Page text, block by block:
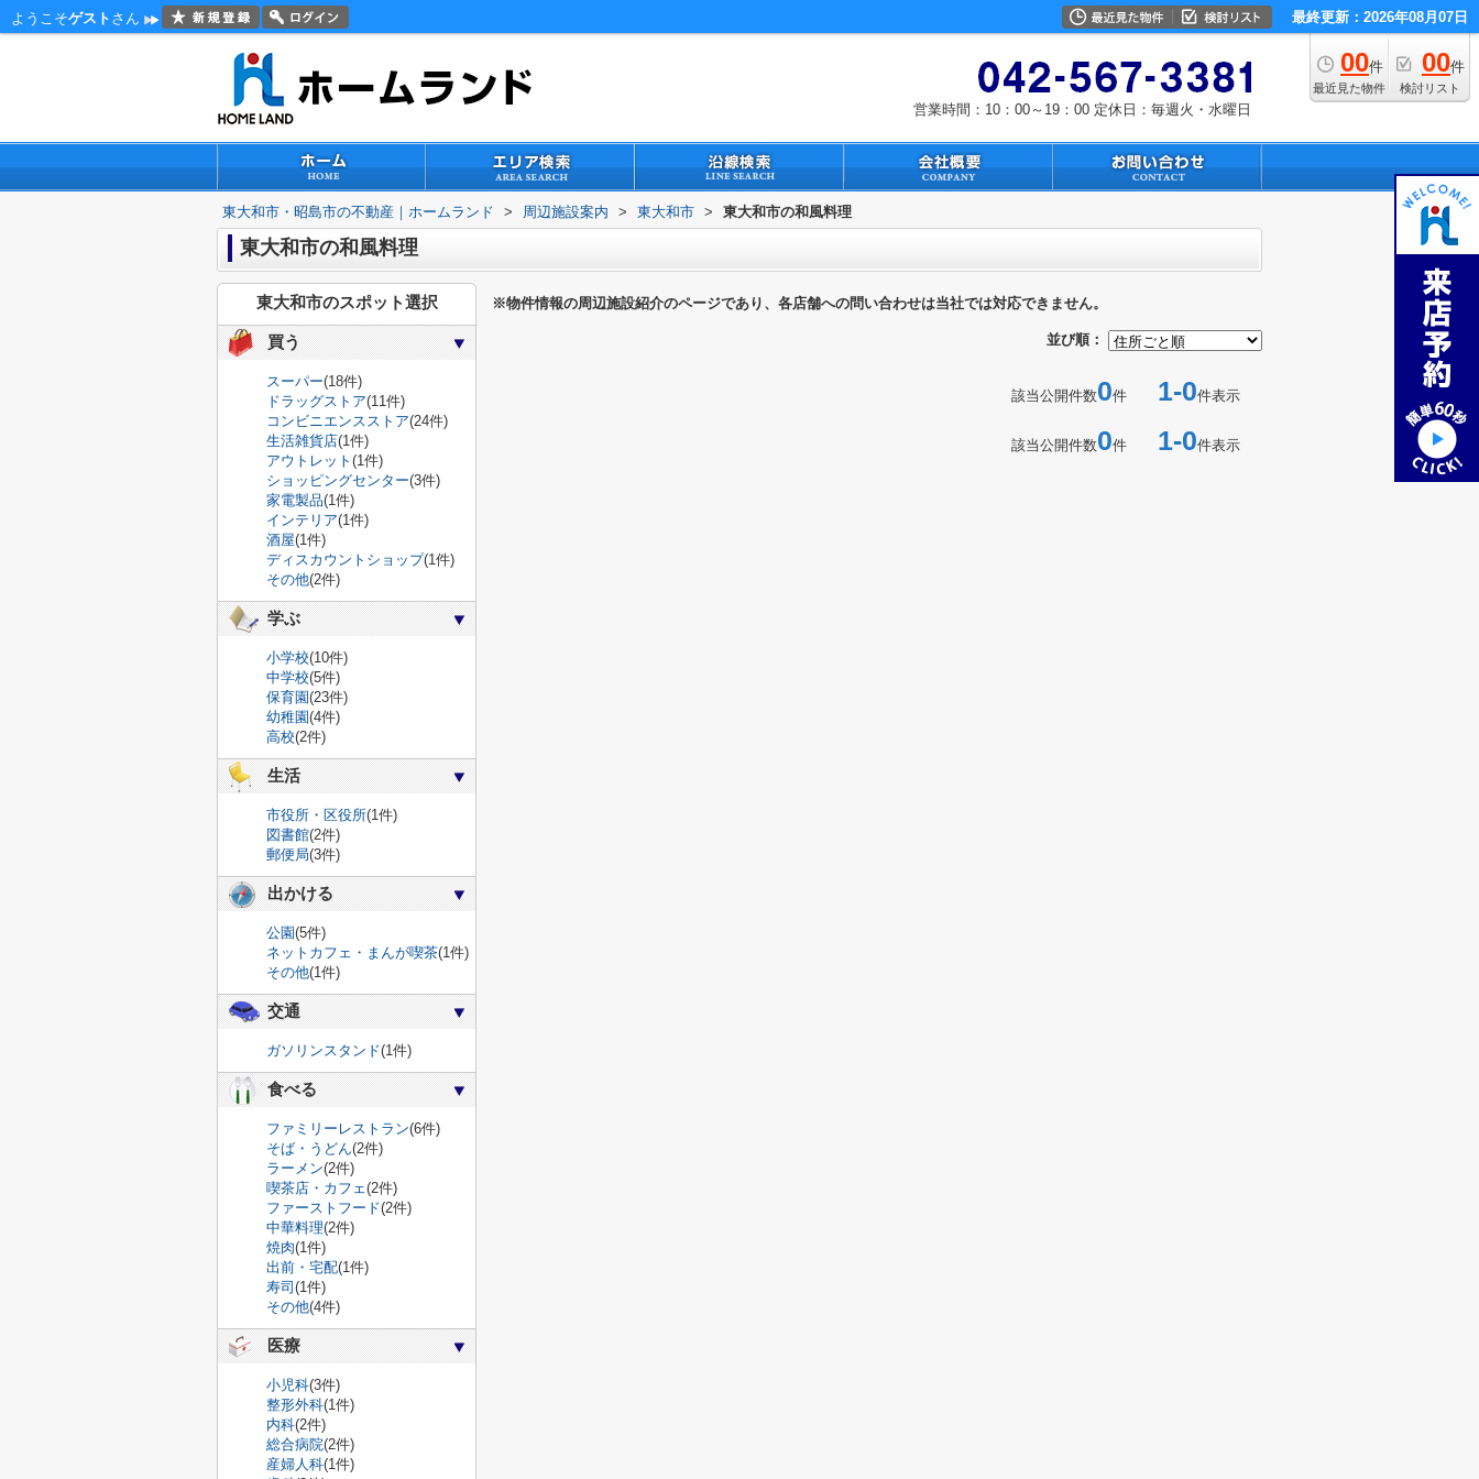
ようこそゲスト さん 最終更新：2026年08月07日
00件
最近見た物件
00件
検討リスト
営業時間：10：00～19：00 定休日：毎週火・水曜日
東大和市・昭島市の不動産｜ホームランド > 周辺施設案内 > 東大和市 > 東大和市の和風料理
東大和市の和風料理
※物件情報の周辺施設紹介のページであり、各店舗への問い合わせは当社では対応できません。
並び順：
該当公開件数0件 1-0件表示
該当公開件数0件 1-0件表示
東大和市のスポット選択
買う
スーパー(18件)
ドラッグストア(11件)
コンビニエンスストア(24件)
生活雑貨店(1件)
アウトレット (1件)
ショッピングセンター(3件)
家電製品(1件)
インテリア(1件)
酒屋(1件)
ディスカウントショップ(1件)
その他(2件)
学ぶ
小学校(10件)
中学校(5件)
保育園(23件)
幼稚園(4件)
高校(2件)
生活
市役所・区役所(1件)
図書館(2件)
郵便局(3件)
出かける
公園(5件)
ネットカフェ・まんが喫茶(1件)
その他(1件)
交通
ガソリンスタンド(1件)
食べる
ファミリーレストラン(6件)
そば・うどん(2件)
ラーメン(2件)
喫茶店・カフェ(2件)
ファーストフード(2件)
中華料理(2件)
焼肉(1件)
出前・宅配(1件)
寿司 (1件)
その他(4件)
医療
小児科(3件)
整形外科(1件)
内科(2件)
総合病院(2件)
産婦人科(1件)